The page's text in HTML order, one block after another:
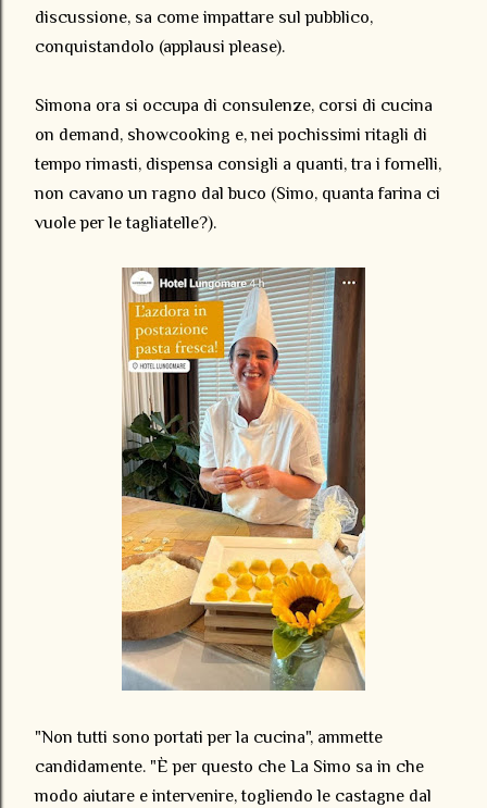
discussione, sa come impattare sul pubblico,
conquistandolo (applausi please).
Simona ora si occupa di consulenze, corsi di cucina
on demand, showcooking e, nei pochissimi ritagli di
tempo rimasti, dispensa consigli a quanti, tra i fornelli,
non cavano un ragno dal buco (Simo, quanta farina ci
vuole per le tagliatelle?).
"Non tutti sono portati per la cucina", ammette
candidamente. "È per questo che La Simo sa in che
modo aiutare e intervenire, togliendo le castagne dal